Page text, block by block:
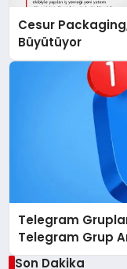
Cesur
Büyütüyor
Telegram
Telegram Grup
Çözüm
Son Dakika